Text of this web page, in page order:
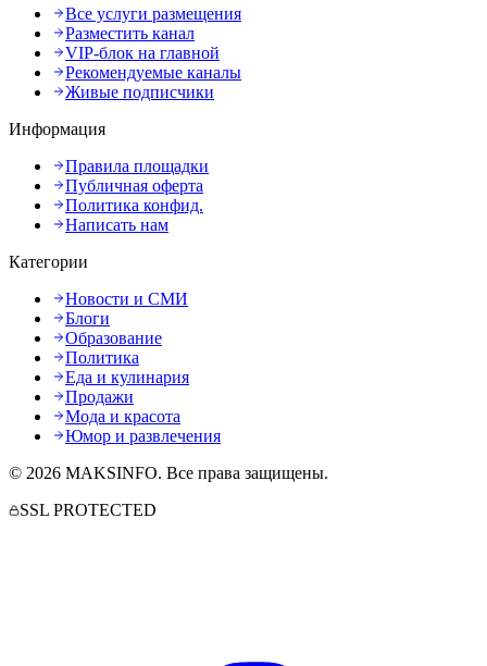
Все услуги размещения
Разместить канал
VIP-блок на главной
Рекомендуемые каналы
Живые подписчики
Информация
Правила площадки
Публичная оферта
Политика конфид.
Написать нам
Категории
Новости и СМИ
Блоги
Образование
Политика
Еда и кулинария
Продажи
Мода и красота
Юмор и развлечения
© 2026 MAKSINFO. Все права защищены.
SSL PROTECTED